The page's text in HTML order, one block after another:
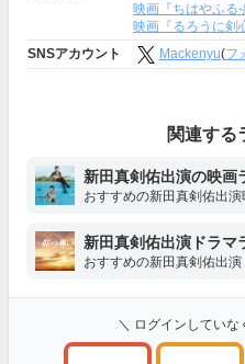
映画『ちはやふる-
映画『るろうに剣
SNSアカウント
Mackenyu(フ
関連する
新田真剣佑出演の映画
おすすめの新田真剣佑出演
新田真剣佑出演ドラマ
おすすめの新田真剣佑出演
＼ ログインしていな